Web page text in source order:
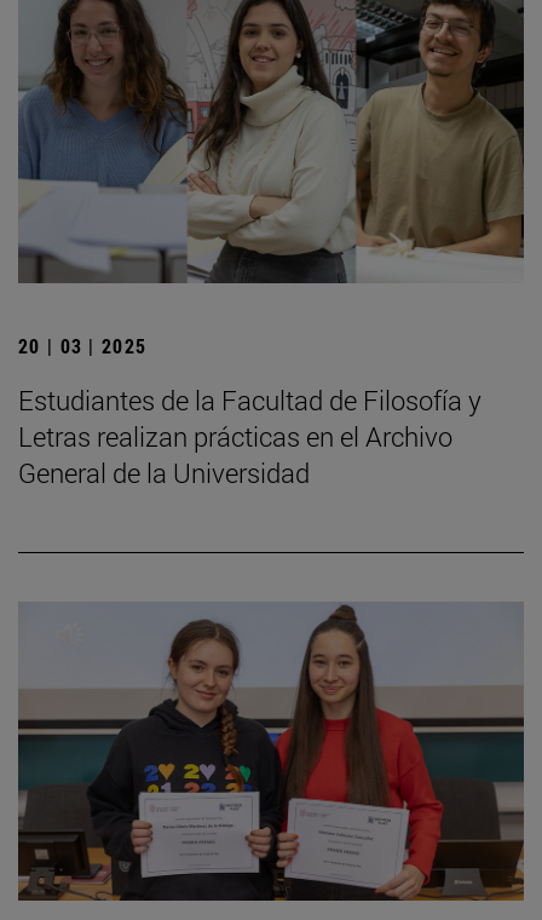
20 | 03 | 2025
Estudiantes de la Facultad de Filosofía y
Letras realizan prácticas en el Archivo
General de la Universidad